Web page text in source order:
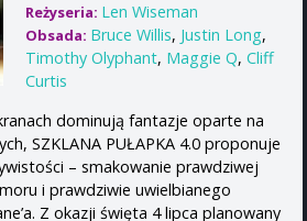
Reżyseria: Len Wiseman
Obsada: Bruce Willis, Justin Long,
Timothy Olyphant, Maggie Q, Cliff
Curtis
dominują fantazje oparte na
SZKLANA PUŁAPKA 4.0 proponuje
– smakowanie prawdziwej
i prawdziwie uwielbianego
Z okazji święta 4 lipca planowany